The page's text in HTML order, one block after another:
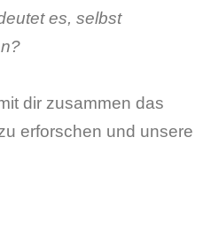
es, selbst
dir zusammen das
erforschen und unsere